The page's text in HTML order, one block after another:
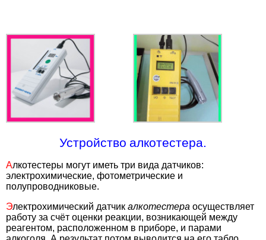
Устройство алкотестера.
Алкотестеры могут иметь три вида датчиков:
электрохимические, фотометрические и
полупроводниковые.
Электрохимический датчик алкотестера осуществляет
работу за счёт оценки реакции, возникающей между
реагентом, расположенном в приборе, и парами